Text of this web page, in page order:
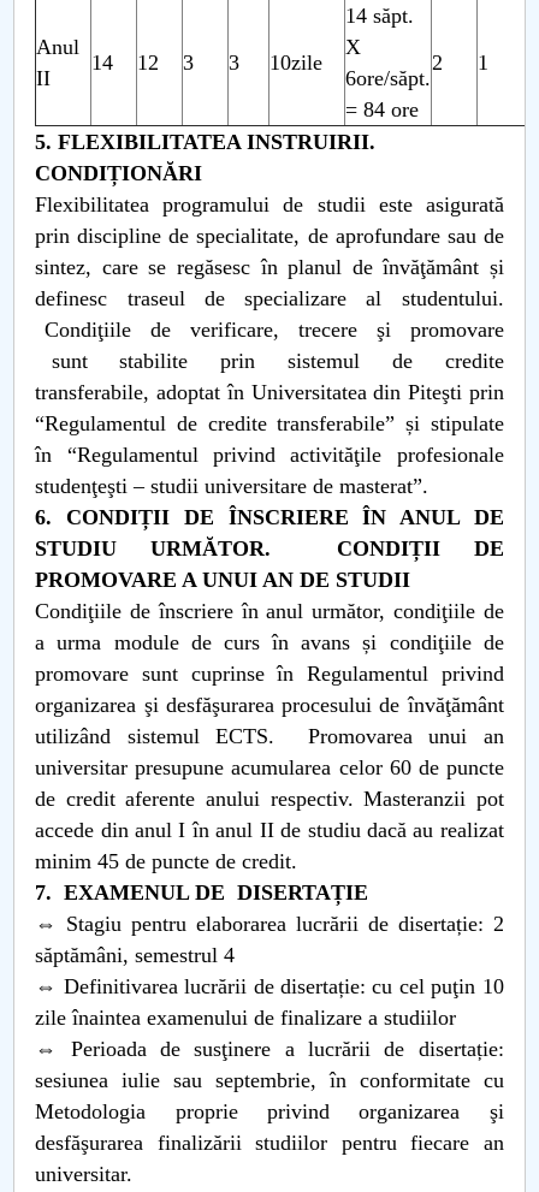
Anul
II
14 12 3 3 10zile
14 săpt.
X
6ore/săpt.
= 84 ore
2 1
5. FLEXIBILITATEA INSTRUIRII.
CONDIȚIONĂRI
Flexibilitatea programului de studii este asigurată
prin discipline de specialitate, de aprofundare sau de
sintez, care se regăsesc în planul de învăţământ și
definesc traseul de specializare al studentului.
Condiţiile de verificare, trecere şi promovare
sunt stabilite prin sistemul de credite
transferabile, adoptat în Universitatea din Piteşti prin
“Regulamentul de credite transferabile” și stipulate
în “Regulamentul privind activităţile profesionale
studenţeşti – studii universitare de masterat”.
6. CONDIȚII DE ÎNSCRIERE ÎN ANUL DE
STUDIU URMĂTOR. CONDIȚII DE
PROMOVARE A UNUI AN DE STUDII
Condiţiile de înscriere în anul următor, condiţiile de
a urma module de curs în avans și condiţiile de
promovare sunt cuprinse în Regulamentul privind
organizarea şi desfăşurarea procesului de învăţământ
utilizând sistemul ECTS. Promovarea unui an
universitar presupune acumularea celor 60 de puncte
de credit aferente anului respectiv. Masteranzii pot
accede din anul I în anul II de studiu dacă au realizat
minim 45 de puncte de credit.
7. EXAMENUL DE DISERTAȚIE
⇔ Stagiu pentru elaborarea lucrării de disertație: 2
săptămâni, semestrul 4
⇔ Definitivarea lucrării de disertație: cu cel puţin 10
zile înaintea examenului de finalizare a studiilor
⇔ Perioada de susţinere a lucrării de disertație:
sesiunea iulie sau septembrie, în conformitate cu
Metodologia proprie privind organizarea şi
desfăşurarea finalizării studiilor pentru fiecare an
universitar.